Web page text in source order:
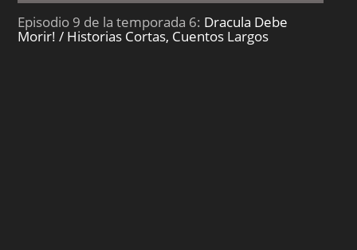
Episodio 9 de la temporada 6: Dracula Debe
Morir! / Historias Cortas, Cuentos Largos